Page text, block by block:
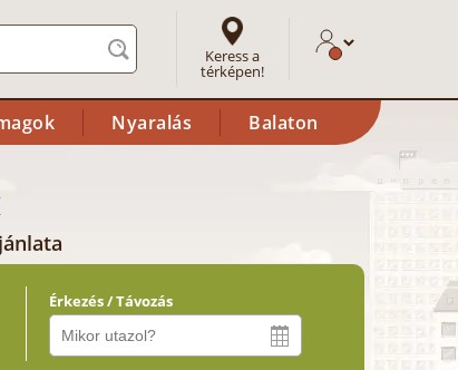
Keress a
térképen!
Nyaralás Balaton
Érkezés / Távozás